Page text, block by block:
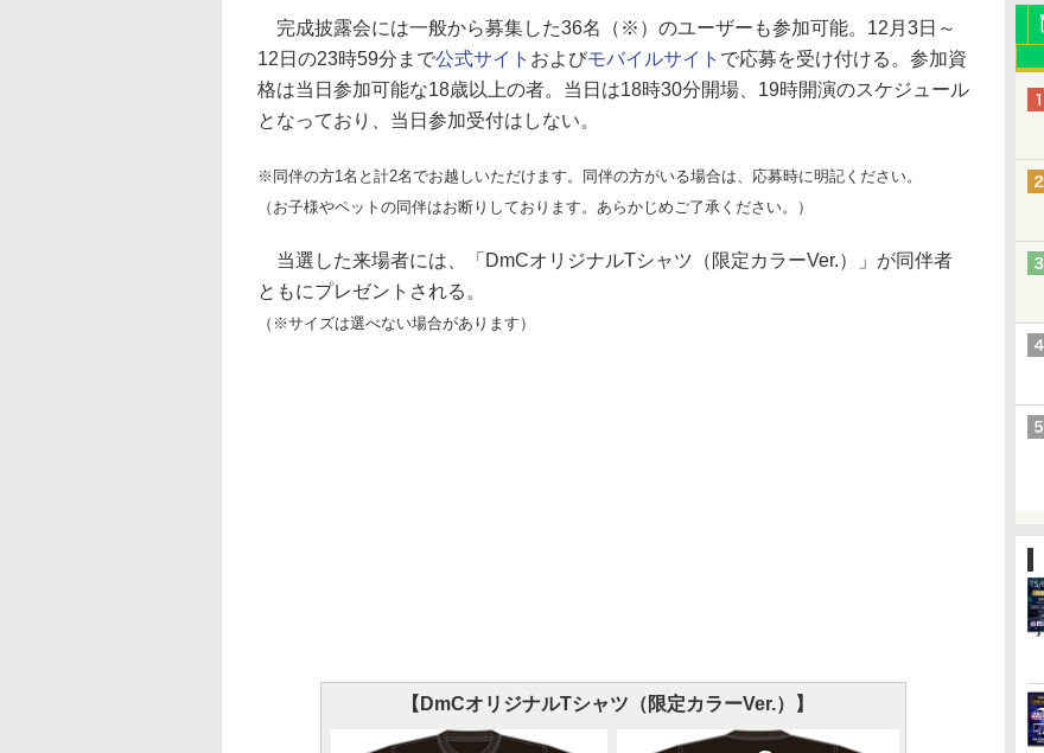
完成披露会には一般から募集した36名（※）のユーザーも参加可能。12月3日～
12日の23時59分まで公式サイト およびモバイルサイト で応募を受け付ける。参加資
格は当日参加可能な18歳以上の者。当日は18時30分開場、19時開演のスケジュール
となっており、当日参加受付はしない。
※同伴の方1名と計2名でお越しいただけます。同伴の方がいる場合は、応募時に明記ください。
（お子様やペットの同伴はお断りしております。あらかじめご了承ください。）
当選した来場者には、「DmCオリジナルTシャツ（限定カラーVer.）」が同伴者
ともにプレゼントされる。
（※サイズは選べない場合があります）
【DmCオリジナルTシャツ（限定カラーVer.）】